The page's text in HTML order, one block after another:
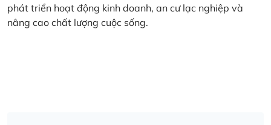
phát triển hoạt động kinh doanh, an cư lạc nghiệp và
nâng cao chất lượng cuộc sống.